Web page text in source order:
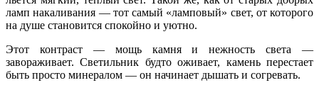
ламп накаливания — тот самый «ламповый» свет, от которого
на душе становится спокойно и уютно.
Этот контраст — мощь камня и нежность света —
завораживает. Светильник будто оживает, камень перестает
быть просто минералом — он начинает дышать и согревать.